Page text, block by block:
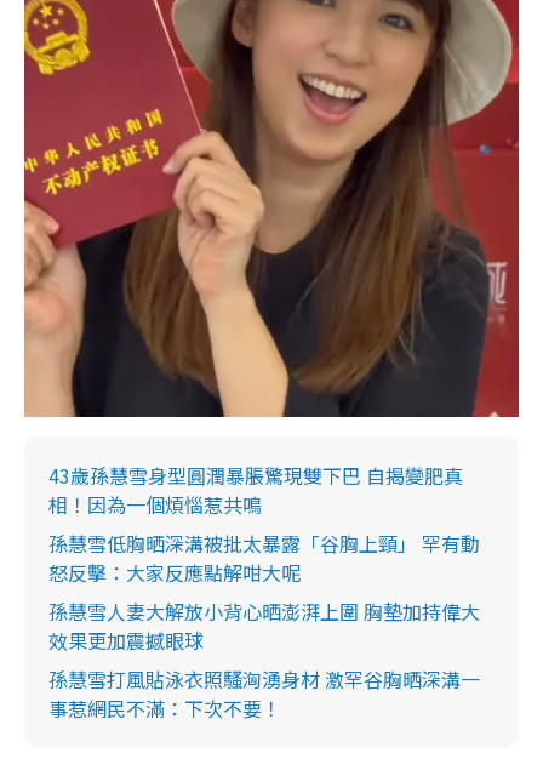
43歲孫慧雪身型圓潤暴脹驚現雙下巴 自揭變肥真
相！因為一個煩惱惹共鳴
孫慧雪低胸晒深溝被批太暴露「谷胸上頸」 罕有動
怒反擊：大家反應點解咁大呢
孫慧雪人妻大解放小背心晒澎湃上圍 胸墊加持偉大
效果更加震撼眼球
孫慧雪打風貼泳衣照騷洶湧身材 激罕谷胸晒深溝一
事惹網民不滿：下次不要！